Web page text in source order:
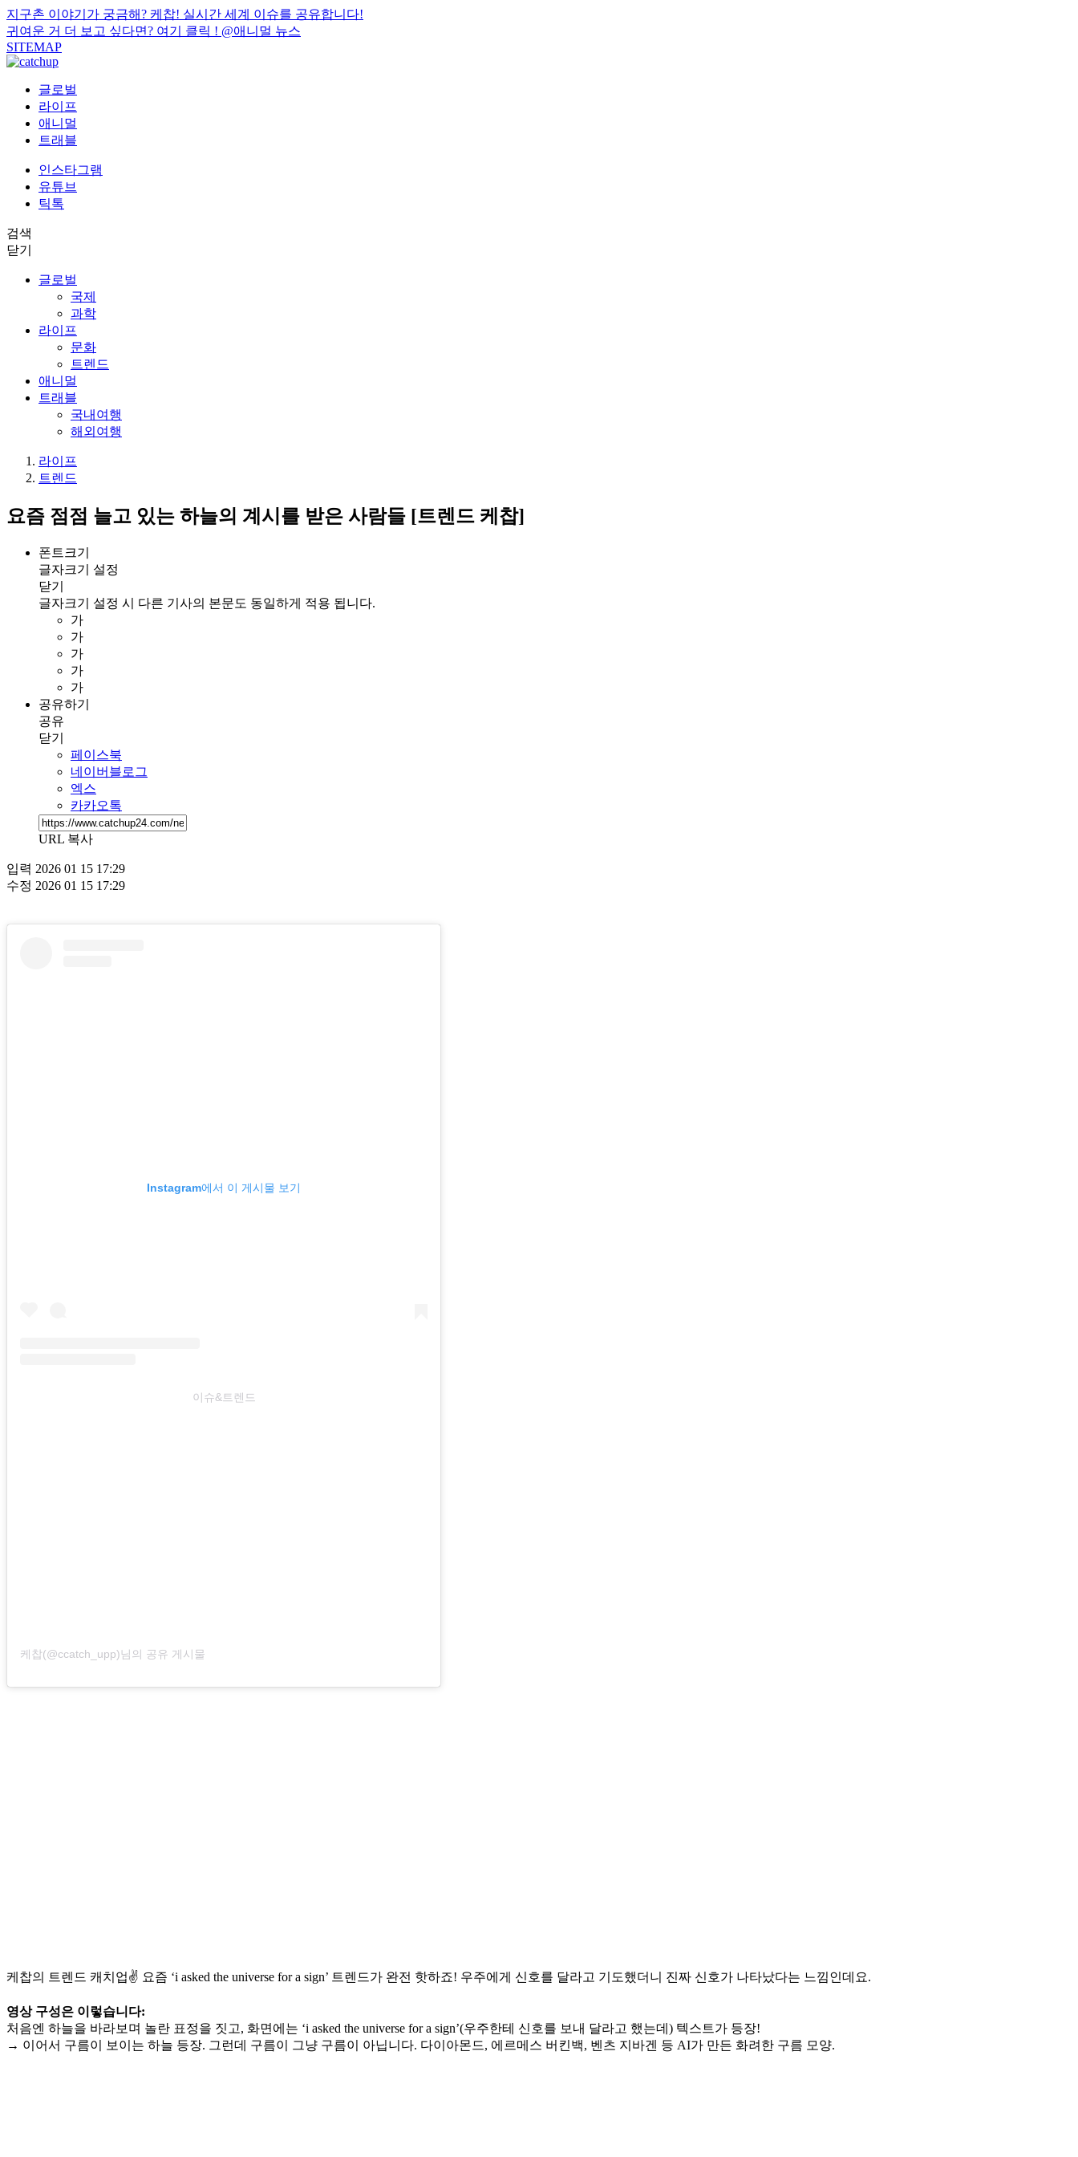
지구촌 이야기가 궁금해? 케찹! 실시간 세계 이슈를 공유합니다!
귀여운 거 더 보고 싶다면? 여기 클릭 ! @애니멀 뉴스
SITEMAP
글로벌
라이프
애니멀
트래블
인스타그램
유튜브
틱톡
검색
닫기
글로벌
국제
과학
라이프
문화
트렌드
애니멀
트래블
국내여행
해외여행
라이프
트렌드
요즘 점점 늘고 있는 하늘의 계시를 받은 사람들 [트렌드 케찹]
폰트크기
글자크기 설정
닫기
글자크기 설정 시 다른 기사의 본문도 동일하게 적용 됩니다.
가
가
가
가
가
공유하기
공유
닫기
페이스북
네이버블로그
엑스
카카오톡
URL 복사
입력 2026 01 15 17:29
수정 2026 01 15 17:29
Instagram에서 이 게시물 보기
이슈&트렌드
케찹(@ccatch_upp)님의 공유 게시물
케찹의 트렌드 캐치업✌️ 요즘 ‘i asked the universe for a sign’ 트렌드가 완전 핫하죠! 우주에게 신호를 달라고 기도했더니 진짜 신호가 나타났다는 느낌인데요.
영상 구성은 이렇습니다:
처음엔 하늘을 바라보며 놀란 표정을 짓고, 화면에는 ‘i asked the universe for a sign’(우주한테 신호를 보내 달라고 했는데) 텍스트가 등장!
→ 이어서 구름이 보이는 하늘 등장. 그런데 구름이 그냥 구름이 아닙니다. 다이아몬드, 에르메스 버킨백, 벤츠 지바겐 등 AI가 만든 화려한 구름 모양.